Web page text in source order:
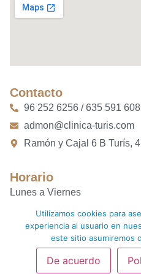
Contacto
96 252 6256 / 635 591 608
admon@clinica-turis.com
Ramón y Cajal 6 B Turís,
Horario
Lunes a Viernes
16:00 PM – 20:00 PM
Utilizamos cookies para
experiencia al usuario en
este sitio asumiremos
De acuerdo